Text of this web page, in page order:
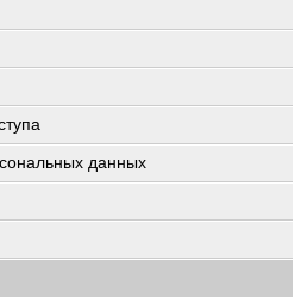
данных